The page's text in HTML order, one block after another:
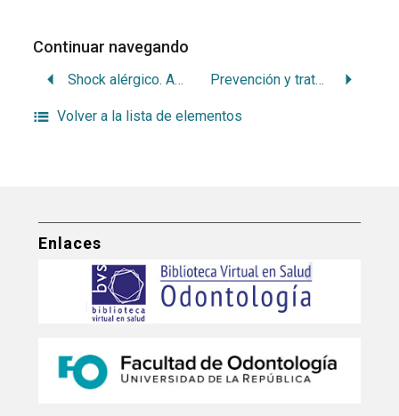
Continuar navegando
Shock alérgico. Accidentes anafilácticos Prevención y tratamiento de la hemorragia
Volver a la lista de elementos
Enlaces